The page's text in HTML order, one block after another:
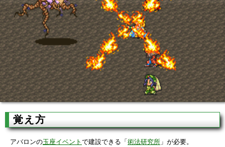
覚え方
アバロンの玉座イベント で建設できる「 術法研究所 」が必要。